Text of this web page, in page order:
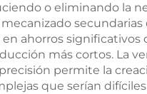
o eliminando la
secundarias
en ahorros significativos
más cortos. La
permite la
que serían